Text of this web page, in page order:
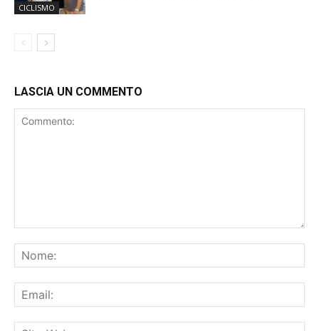
CICLISMO
LASCIA UN COMMENTO